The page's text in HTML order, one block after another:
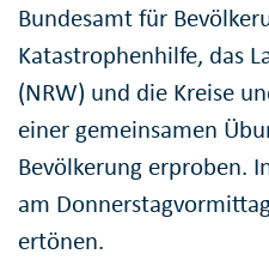
Bundesamt für
Katastrophenhilfe, das
(NRW) und die Kreise
einer gemeinsamen
Bevölkerung erproben.
am
ertönen.